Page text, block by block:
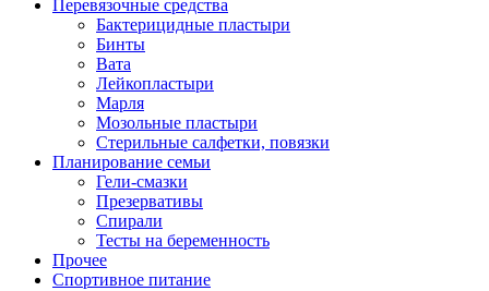
Перевязочные средства
Бактерицидные пластыри
Бинты
Вата
Лейкопластыри
Марля
Мозольные пластыри
Стерильные салфетки, повязки
Планирование семьи
Гели-смазки
Презервативы
Спирали
Тесты на беременность
Прочее
Спортивное питание